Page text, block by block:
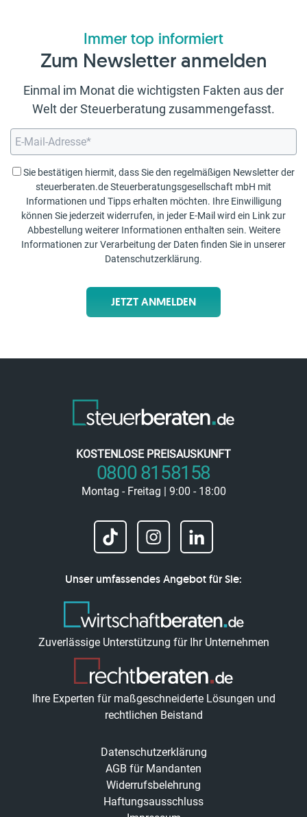
Immer top informiert
Zum Newsletter anmelden
Einmal im Monat die wichtigsten Fakten aus der
Welt der Steuerberatung zusammengefasst.
Sie bestätigen hiermit, dass Sie den regelmäßigen Newsletter der
steuerberaten.de Steuerberatungsgesellschaft mbH mit
Informationen und Tipps erhalten möchten. Ihre Einwilligung
können Sie jederzeit widerrufen, in jeder E-Mail wird ein Link zur
Abbestellung weiterer Informationen enthalten sein. Weitere
Informationen zur Verarbeitung der Daten finden Sie in unserer
Datenschutzerklärung.
JETZT ANMELDEN
KOSTENLOSE PREISAUSKUNFT
0800 8158158
Montag - Freitag | 9:00 - 18:00
Unser umfassendes Angebot für Sie:
Zuverlässige Unterstützung für Ihr Unternehmen
Ihre Experten für maßgeschneiderte Lösungen und
rechtlichen Beistand
Datenschutzerklärung
AGB für Mandanten
Widerrufsbelehrung
Haftungsausschluss